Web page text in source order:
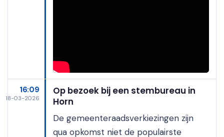
16:09
18-03-2026
Op bezoek bij een stembureau in
Horn
De gemeenteraadsverkiezingen zijn
qua opkomst niet de populairste